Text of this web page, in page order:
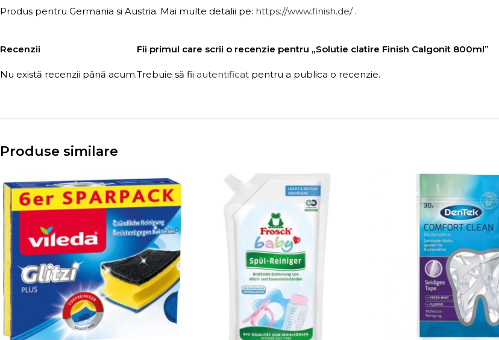
Produs pentru Germania si Austria. Mai multe detalii pe: https://www.finish.de/.
Recenzii
Nu există recenzii până acum.
Fii primul care scrii o recenzie pentru „Solutie clatire Finish Calgonit 800ml”
Trebuie să fii autentificat pentru a publica o recenzie.
Produse similare